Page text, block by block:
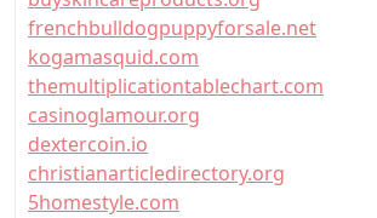
frenchbulldogpuppyforsale.net
kogamasquid.com
themultiplicationtablechart.com
casinoglamour.org
dextercoin.io
christianarticledirectory.org
5homestyle.com